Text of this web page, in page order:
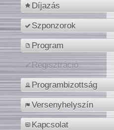
Díjazás
Szponzorok
Program
Regisztráció
Programbizottság
Versenyhelyszín
Kapcsolat